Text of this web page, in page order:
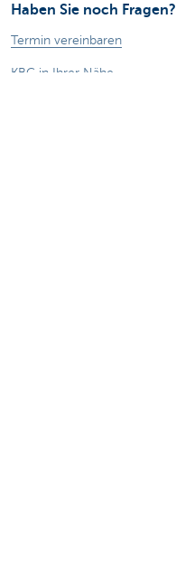
Haben Sie noch Fragen?
Termin vereinbaren
KBC in Ihrer Nähe